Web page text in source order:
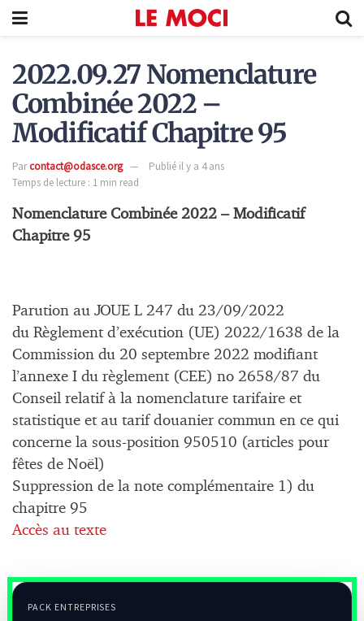
2022.09.27 Nomenclature
Combinée 2022 –
Modificatif Chapitre 95
Parcontact@odasce.org
Publié il y a 4 ans
Temps de lecture : 1 min read
Nomenclature Combinée 2022 – Modificatif
Chapitre 95
Parution au JOUE L 247 du 23/09/2022
du Règlement d’exécution (UE) 2022/1638 de la
Commission du 20 septembre 2022 modifiant
l’annexe I du règlement (CEE) no 2658/87 du
Conseil relatif à la nomenclature tarifaire et
statistique et au tarif douanier commun en ce qui
concerne la sous-position 950510 (articles pour
fêtes de Noël)
Suppression de la note complémentaire 1) du
chapitre 95
Accès au texte
PACK ENTREPRISES